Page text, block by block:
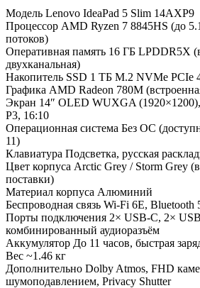
Модель Lenovo IdeaPad 5 Slim 14AXP9
Процессор AMD Ryzen 7 8845HS (до
потоков)
Оперативная память 16 ГБ LPDDR5X
двухканальная)
Накопитель SSD 1 ТБ M.2 NVMe PCIe
Графика AMD Radeon 780M
Экран 14″ OLED WUXGA
P3, 16:10
Операционная система Без ОС
11)
Клавиатура Подсветка, русская
Цвет корпуса Arctic Grey / Storm Grey
поставки)
Материал корпуса Алюминий
Беспроводная связь Wi-Fi 6E, Bluetooth
Порты подключения 2× USB-C, 2×
комбинированный аудиоразъём
Аккумулятор До 11 часов, быстрая
Вес ~1.46 кг
Дополнительно Dolby Atmos, FHD
шумоподавлением, Privacy Shutter